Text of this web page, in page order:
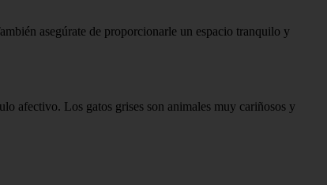
asegúrate de proporcionarle un espacio tranquilo y
afectivo. Los gatos grises son animales muy cariñosos y